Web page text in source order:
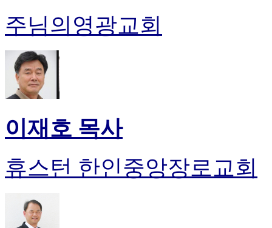
주님의영광교회
이재호 목사
휴스턴 한인중앙장로교회